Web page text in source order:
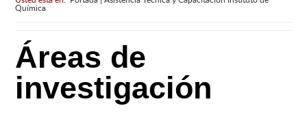
Química
Áreas de
investigación